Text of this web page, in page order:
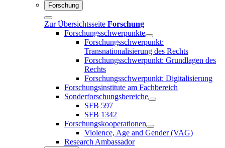
Forschung
Zur Übersichtsseite Forschung
Forschungsschwerpunkte
Forschungsschwerpunkt:
Transnationalisierung des Rechts
Forschungsschwerpunkt: Grundlagen des
Rechts
Forschungsschwerpunkt: Digitalisierung
Forschungsinstitute am Fachbereich
Sonderforschungsbereiche
SFB 597
SFB 1342
Forschungskooperationen
Violence, Age and Gender (VAG)
Research Ambassador